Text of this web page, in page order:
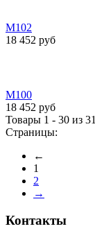
М102
18 452 руб
М100
18 452 руб
Товары 1 - 30 из 31
Страницы:
←
1
2
→
Контакты